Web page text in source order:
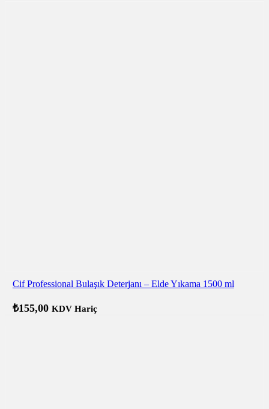
Cif Professional Bulaşık Deterjanı – Elde Yıkama 1500 ml
₺155,00 KDV Hariç